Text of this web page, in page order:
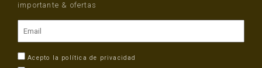
importante & ofertas
Acepto la política de privacidad